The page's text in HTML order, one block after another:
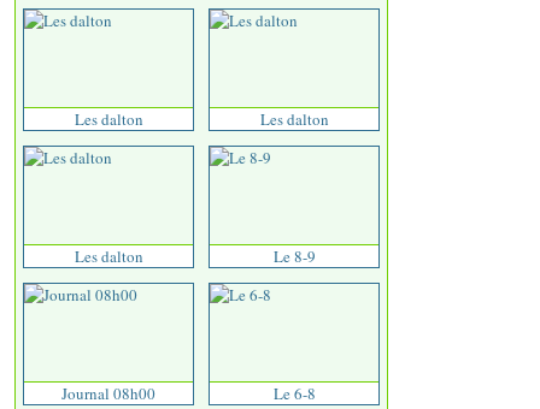
Les dalton Les dalton
Les dalton Le 8-9
Journal 08h00 Le 6-8